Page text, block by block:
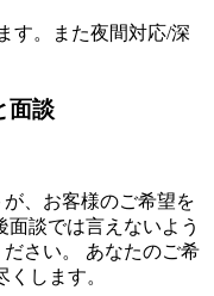
す。また夜間対応/深
面談
、お客様のご希望を
談では言えないよう
さい。 あなたのご希
します。